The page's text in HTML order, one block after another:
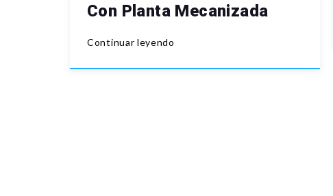
Con Planta Mecanizada
Continuar leyendo